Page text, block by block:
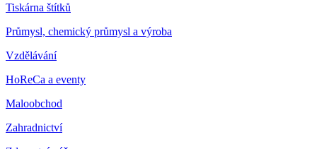
Tiskárna štítků
Průmysl, chemický průmysl a výroba
Vzdělávání
HoReCa a eventy
Maloobchod
Zahradnictví